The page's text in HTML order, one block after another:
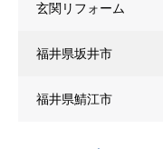
玄関リフォーム
福井県坂井市
福井県鯖江市